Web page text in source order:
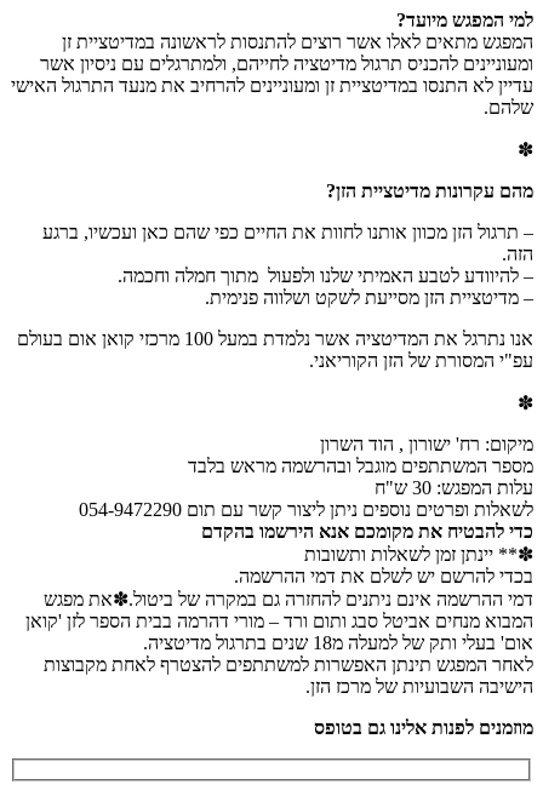
למי המפגש מיועד?
המפגש מתאים לאלו אשר רוצים להתנסות לראשונה במדיטציית זן
ומעוניינים להכניס תרגול מדיטציה לחייהם, ולמתרגלים עם ניסיון אשר
עדיין לא התנסו במדיטציית זן ומעוניינים להרחיב את מנעד התרגול האישי
שלהם.
✽
מהם עקרונות מדיטציית הזן?
– תרגול הזן מכוון אותנו לחוות את החיים כפי שהם כאן ועכשיו, ברגע
הזה.
– להיוודע לטבע האמיתי שלנו ולפעול מתוך חמלה וחכמה.
– מדיטציית הזן מסייעת לשקט ושלווה פנימית.
אנו נתרגל את המדיטציה אשר נלמדת במעל 100 מרכזי קואן אום בעולם
עפ"י המסורת של הזן הקוריאני.
✽
מיקום: רח' ישורון , הוד השרון
מספר המשתתפים מוגבל ובהרשמה מראש בלבד
עלות המפגש: 30 ש"ח
לשאלות ופרטים נוספים ניתן ליצור קשר עם תום 054-9472290
כדי להבטיח את מקומכם אנא הירשמו בהקדם
✽** יינתן זמן לשאלות ותשובות
בכדי להרשם יש לשלם את דמי ההרשמה.
דמי ההרשמה אינם ניתנים להחזרה גם במקרה של ביטול.✽את מפגש
המבוא מנחים אביטל סבג ותום ורד – מורי דהרמה בבית הספר לזן 'קואן
אום' בעלי ותק של למעלה מ18 שנים בתרגול מדיטציה.
לאחר המפגש תינתן האפשרות למשתתפים להצטרף לאחת מקבוצות
הישיבה השבועיות של מרכז הזן.
מוזמנים לפנות אלינו גם בטופס